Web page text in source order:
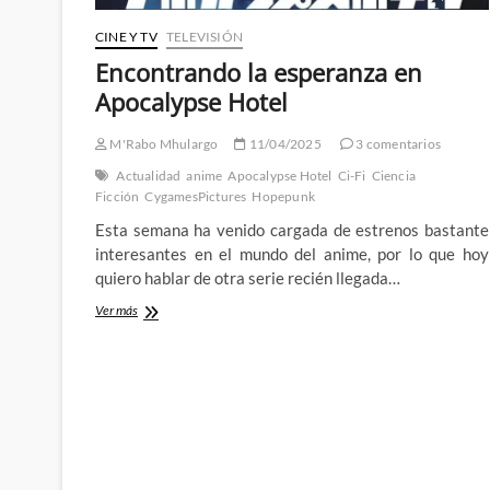
CINE Y TV TELEVISIÓN
Encontrando la esperanza en
Apocalypse Hotel
M'Rabo Mhulargo 11/04/2025
3 comentarios
Actualidad anime Apocalypse Hotel Ci-Fi Ciencia
Ficción CygamesPictures Hopepunk
Esta semana ha venido cargada de estrenos bastante
interesantes en el mundo del anime, por lo que hoy
quiero hablar de otra serie recién llegada…
Ver másEncontrando